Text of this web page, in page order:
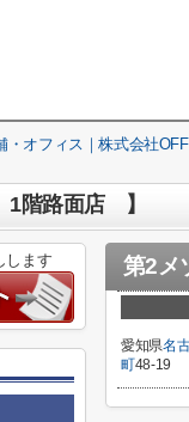
オフィス｜株式会社
階路面店 】
第2メ
愛知県名
町48-19
します